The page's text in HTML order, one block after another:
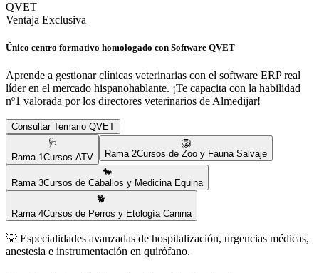
QVET
Ventaja Exclusiva
Único centro formativo homologado con Software QVET
Aprende a gestionar clínicas veterinarias con el software ERP real
líder en el mercado hispanohablante. ¡Te capacita con la habilidad
nº1 valorada por los directores veterinarios de Almedijar!
Consultar Temario QVET
🩺
Rama 1Cursos ATV
🦁
Rama 2Cursos de Zoo y Fauna Salvaje
🐎
Rama 3Cursos de Caballos y Medicina Equina
🐕
Rama 4Cursos de Perros y Etología Canina
💡 Especialidades avanzadas de hospitalización, urgencias médicas,
anestesia e instrumentación en quirófano.